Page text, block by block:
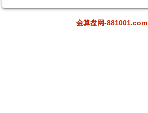
金算盘网-881001.com